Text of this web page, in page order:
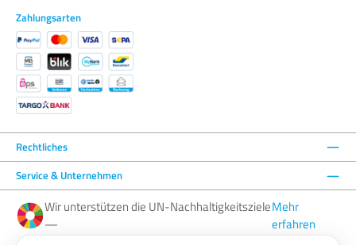
Zahlungsarten
Rechtliches
Service & Unternehmen
Wir unterstützen die UN-Nachhaltigkeitsziele
—
Mehr
erfahren